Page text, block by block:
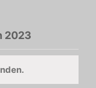
2023